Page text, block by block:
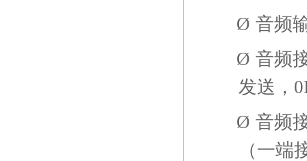
Ø 音频
Ø 音频
发送，
Ø 音频
（一端